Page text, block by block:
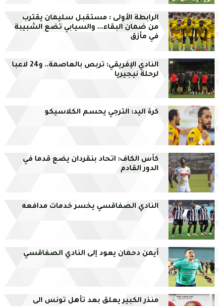
الرابطة الأولى : مستقبل سليمان يقترب
من ضمان البقاء... والسيابي تضع الشبيبة
في مأزق
النادي الإفريقي: تربص بالعاصمة.. و24 لاعبا
لرحلة نيجيريا
كرة اليد: الترجي يحسم الكلاسيكو
كأس الكاف: اتحاد بنقردان يضع قدما في
الدور القادم
النادي الصفاقسي يخسر خدمات مدافعه
أيمن دحمان يعود إلى النادي الصفاقسي
منذر الكبير يعلق بعد تأهل تونس الى